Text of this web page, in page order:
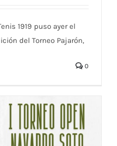
1919 puso ayer el
del Torneo Pajarón,
0